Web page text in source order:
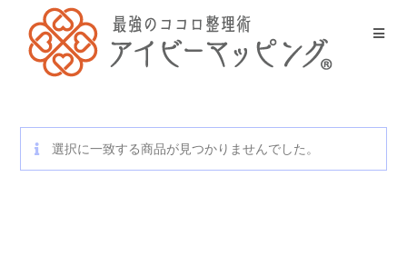
選択に一致する商品が見つかりませんでした。